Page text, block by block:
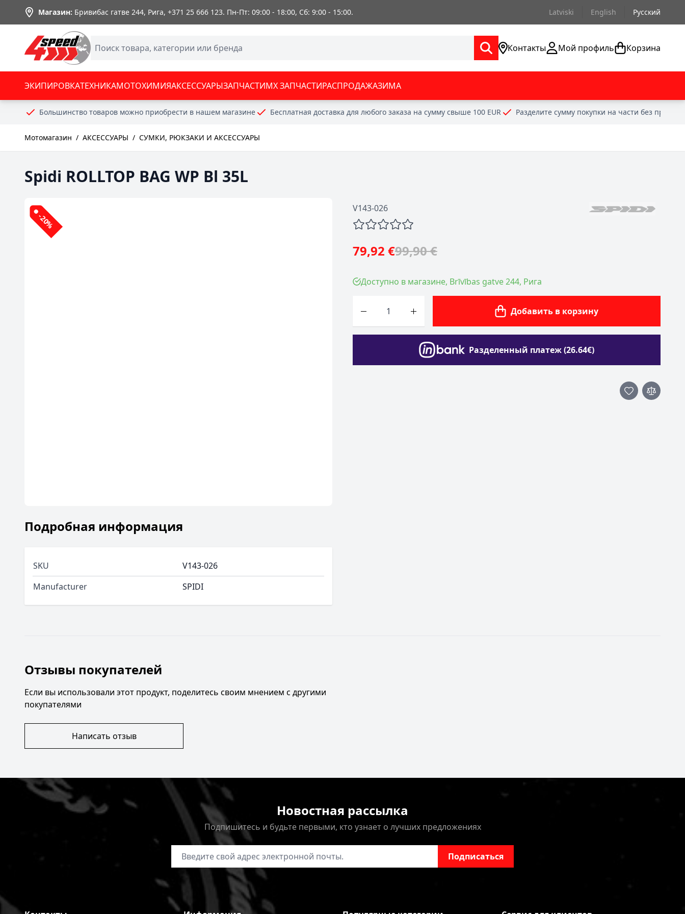
Skip to Content
Магазин: Бривибас гатве 244, Рига, +371 25 666 123. Пн-Пт: 09:00 - 18:00, Сб: 9:00 - 15:00. Latviski English Русский
Контакты Мой профиль Корзина
ЭКИПИРОВКАТЕХНИКАМОТОХИМИЯАКСЕССУАРЫЗАПЧАСТИMX ЗАПЧАСТИРАСПРОДАЖАЗИМА
Большинство товаров можно приобрести в нашем магазине Бесплатная доставка для любого заказа на сумму свыше 100 EUR Разделите сумму покупки на части без
Мотомагазин / АКСЕССУАРЫ / СУМКИ, РЮКЗАКИ И АКСЕССУАРЫ
Spidi ROLLTOP BAG WP Bl 35L
V143-026
-20%
79,92 €99,90 €
Доступно в магазине, Brīvības gatve 244, Рига
Добавить в корзину
Разделенный платеж (26.64€)
Подробная информация
SKU
V143-026
Manufacturer
SPIDI
Отзывы покупателей
Если вы использовали этот продукт, поделитесь своим мнением с другими
покупателями
Написать отзыв
Новостная рассылка
Подпишитесь и будьте первыми, кто узнает о лучших предложениях
Адрес электронной почты Подписаться